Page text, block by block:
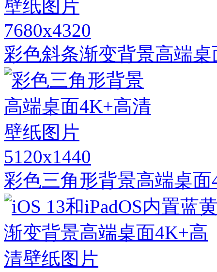
7680x4320
彩色斜条渐变背景高端
5120x1440
彩色三角形背景高端桌